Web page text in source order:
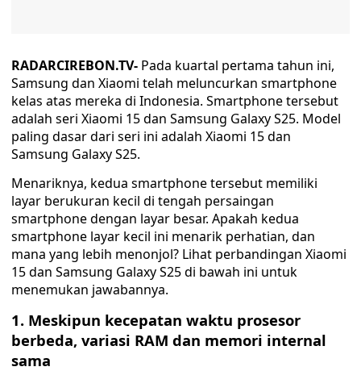
RADARCIREBON.TV- Pada kuartal pertama tahun ini,
Samsung dan Xiaomi telah meluncurkan smartphone
kelas atas mereka di Indonesia. Smartphone tersebut
adalah seri Xiaomi 15 dan Samsung Galaxy S25. Model
paling dasar dari seri ini adalah Xiaomi 15 dan
Samsung Galaxy S25.
Menariknya, kedua smartphone tersebut memiliki
layar berukuran kecil di tengah persaingan
smartphone dengan layar besar. Apakah kedua
smartphone layar kecil ini menarik perhatian, dan
mana yang lebih menonjol? Lihat perbandingan Xiaomi
15 dan Samsung Galaxy S25 di bawah ini untuk
menemukan jawabannya.
1. Meskipun kecepatan waktu prosesor
berbeda, variasi RAM dan memori internal
sama